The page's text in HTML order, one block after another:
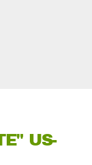
US-